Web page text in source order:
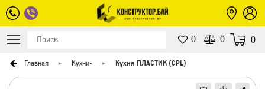
0 0 0
Главная Кухни- Кухня ПЛАСТИК (CPL)